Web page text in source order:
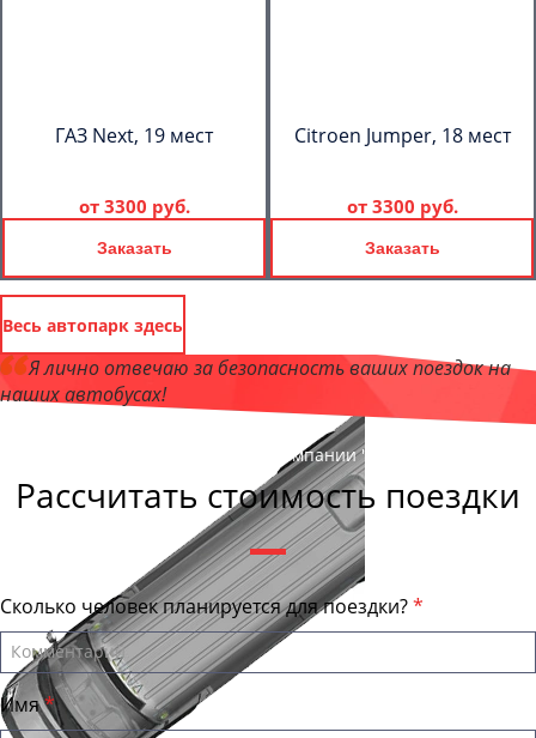
ГАЗ Next, 19 мест
от 3300 руб.
Заказать
Citroen Jumper, 18 мест
от 3300 руб.
Заказать
Весь автопарк здесь
Я лично отвечаю за безопасность ваших поездок на
наших автобусах!
, директор компании "МурманскБас"
Рассчитать стоимость поездки
Сколько человек планируется для поездки?
Имя